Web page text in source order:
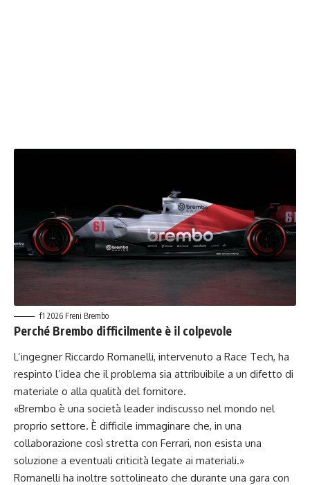
f1 2026 Freni Brembo
Perché Brembo difficilmente è il colpevole
L’ingegner Riccardo Romanelli, intervenuto a Race Tech, ha
respinto l’idea che il problema sia attribuibile a un difetto di
materiale o alla qualità del fornitore.
«Brembo è una società leader indiscusso nel mondo nel
proprio settore. È difficile immaginare che, in una
collaborazione così stretta con Ferrari, non esista una
soluzione a eventuali criticità legate ai materiali.»
Romanelli ha inoltre sottolineato che durante una gara con